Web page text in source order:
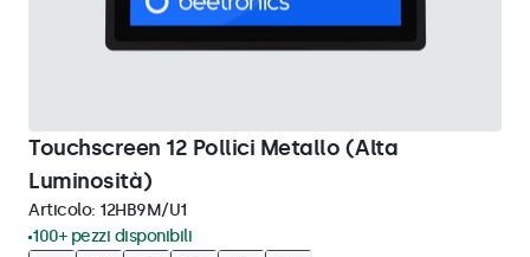
Touchscreen 12 Pollici Metallo (Alta
Luminosità)
Articolo: 12HB9M/U1
100+ pezzi disponibili